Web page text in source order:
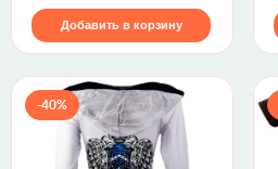
Добавить в корзину
-40%